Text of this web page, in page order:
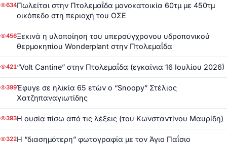
634Πωλείται στην Πτολεμαΐδα μονοκατοικία 60τμ με 450τμ
οικόπεδο στη περιοχή του ΟΣΕ
456Ξεκινά η υλοποίηση του υπερσύγχρονου υδροπονικού
θερμοκηπίου Wonderplant στην Πτολεμαΐδα
421“Volt Cantine” στην Πτολεμαΐδα (εγκαίνια 16 Ιουλίου 2026)
399Έφυγε σε ηλικία 65 ετών ο “Snoopy” Στέλιος
Χατζηπαναγιωτίδης
393Η ουσία πίσω από τις λέξεις (του Κωνσταντίνου Μαυρίδη)
322Η “διασημότερη” φωτογραφία με τον Άγιο Παΐσιο